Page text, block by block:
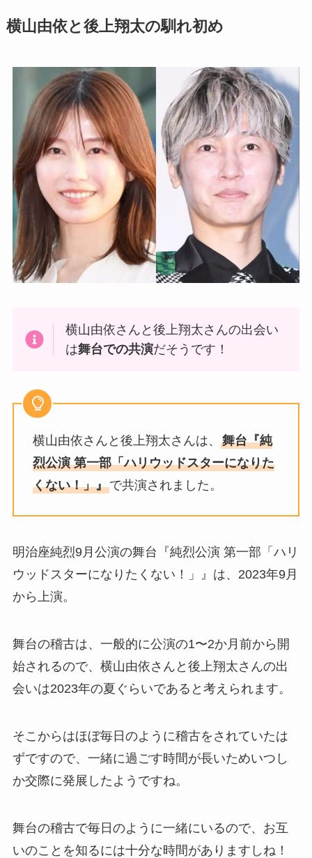
横山由依と後上翔太の馴れ初め
横山由依さんと後上翔太さんの出会い
は舞台での共演だそうです！
横山由依さんと後上翔太さんは、 舞台『純
烈公演 第一部「ハリウッドスターになりた
くない！」』で共演されました。
明治座純烈9月公演の舞台『純烈公演 第一部「ハリ
ウッドスターになりたくない！」』は、2023年9月
から上演。
舞台の稽古は、一般的に公演の1〜2か月前から開
始されるので、横山由依さんと後上翔太さんの出
会いは2023年の夏ぐらいであると考えられます。
そこからはほぼ毎日のように稽古をされていたは
ずですので、一緒に過ごす時間が長いためいつし
か交際に発展したようですね。
舞台の稽古で毎日のように一緒にいるので、お互
いのことを知るには十分な時間がありますしね！